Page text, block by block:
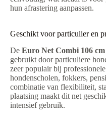
hun afrastering aanpassen.
Geschikt voor particulier en
De Euro Net Combi 106
gebruikt door particuliere
zeer populair bij
hondenscholen, fokkers,
combinatie van flexibiliteit,
plaatsing maakt dit net
intensief gebruik.